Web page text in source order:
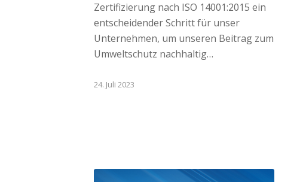
Zertifizierung nach ISO 14001:2015 ein
entscheidender Schritt für unser
Unternehmen, um unseren Beitrag zum
Umweltschutz nachhaltig…
24. Juli 2023